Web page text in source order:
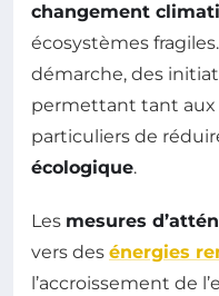
changement
écosystèmes
démarche, des
permettant tant aux
particuliers de
écologique.
Les mesures
vers des énergies
l’accroissement de